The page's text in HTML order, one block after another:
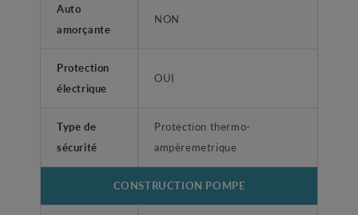
Auto
amorçante
NON
Protection
électrique
OUI
Type de
sécurité
Protection thermo-
ampèremetrique
CONSTRUCTION POMPE